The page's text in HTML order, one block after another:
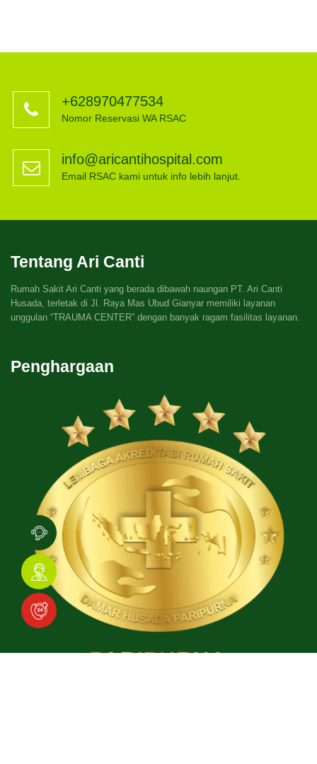
+628970477534
Nomor Reservasi WA RSAC
info@aricantihospital.com
Email RSAC kami untuk info lebih lanjut.
Tentang Ari Canti
Rumah Sakit Ari Canti yang berada dibawah naungan PT. Ari Canti
Husada, terletak di Jl. Raya Mas Ubud Gianyar memiliki layanan
unggulan “TRAUMA CENTER” dengan banyak ragam fasilitas layanan.
Penghargaan